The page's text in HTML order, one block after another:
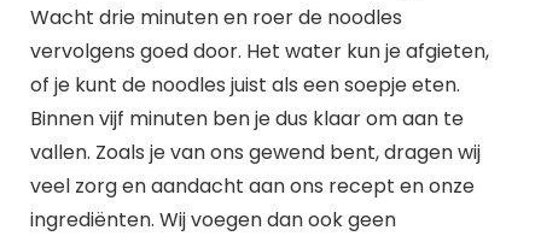
Wacht drie minuten en roer de noodles
vervolgens goed door. Het water kun je afgieten,
of je kunt de noodles juist als een soepje eten.
Binnen vijf minuten ben je dus klaar om aan te
vallen. Zoals je van ons gewend bent, dragen wij
veel zorg en aandacht aan ons recept en onze
ingrediënten. Wij voegen dan ook geen